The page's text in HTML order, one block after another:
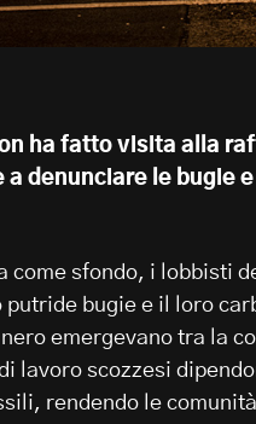
ha fatto visita alla
a denunciare le bugie
come sfondo, i lobbisti
putride bugie e il loro
emergevano tra la
lavoro scozzesi
rendendo le